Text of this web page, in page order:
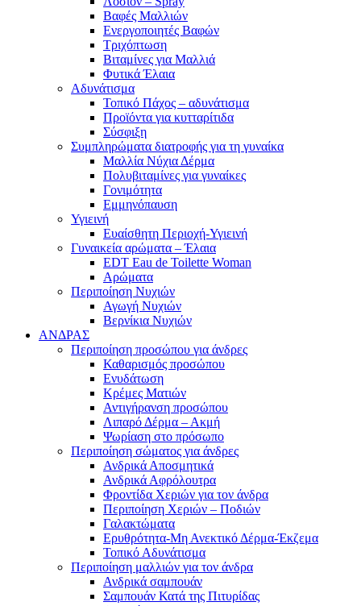
Βαφές Μαλλιών
Ενεργοποιητές Βαφών
Τριχόπτωση
Βιταμίνες για Μαλλιά
Φυτικά Έλαια
Αδυνάτισμα
Τοπικό Πάχος – αδυνάτισμα
Προϊόντα για κυτταρίτιδα
Σύσφιξη
Συμπληρώματα διατροφής για τη γυναίκα
Μαλλία Νύχια Δέρμα
Πολυβιταμίνες για γυναίκες
Γονιμότητα
Εμμηνόπαυση
Υγιεινή
Ευαίσθητη Περιοχή-Υγιεινή
Γυναικεία αρώματα – Έλαια
EDT Eau de Toilette Woman
Αρώματα
Περιποίηση Νυχιών
Αγωγή Νυχιών
Βερνίκια Νυχιών
ΑΝΔΡΑΣ
Περιποίηση προσώπου για άνδρες
Καθαρισμός προσώπου
Ενυδάτωση
Κρέμες Ματιών
Αντιγήρανση προσώπου
Λιπαρό Δέρμα – Ακμή
Ψωρίαση στο πρόσωπο
Περιποίηση σώματος για άνδρες
Ανδρικά Αποσμητικά
Ανδρικά Αφρόλουτρα
Φροντίδα Χεριών για τον άνδρα
Περιποίηση Χεριών – Ποδιών
Γαλακτώματα
Ερυθρότητα-Μη Ανεκτικό Δέρμα-Έκζεμα
Τοπικό Αδυνάτισμα
Περιποίηση μαλλιών για τον άνδρα
Ανδρικά σαμπουάν
Σαμπουάν Κατά της Πιτυρίδας